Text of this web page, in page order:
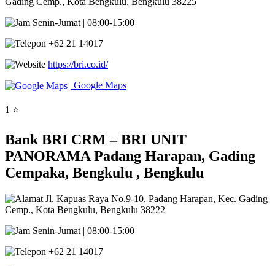
Senin-Jumat | 08:00-15:00
+62 21 14017
https://bri.co.id/
Google Maps
1 ⭐
Bank BRI CRM – BRI UNIT
PANORAMA Padang Harapan, Gading
Cempaka, Bengkulu , Bengkulu
Jl. Kapuas Raya No.9-10, Padang Harapan, Kec. Gading
Cemp., Kota Bengkulu, Bengkulu 38222
Senin-Jumat | 08:00-15:00
+62 21 14017